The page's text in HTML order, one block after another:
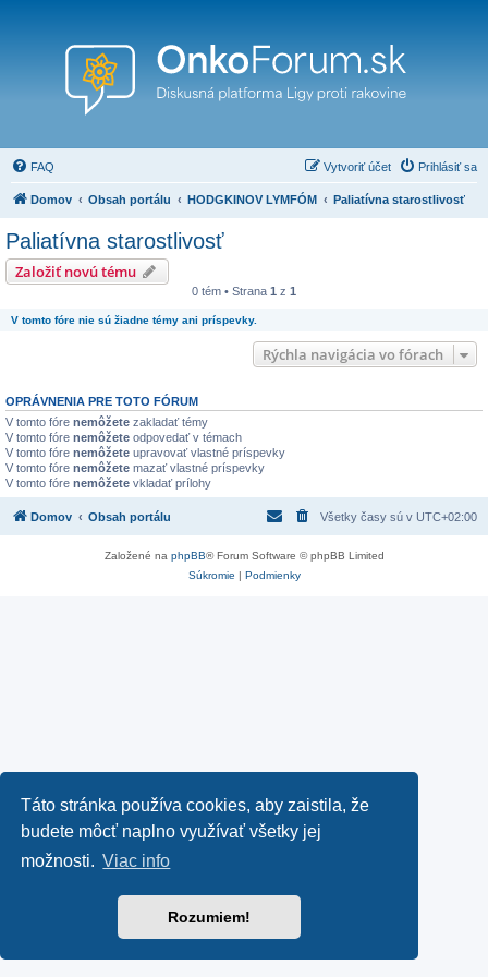
Táto stránka používa cookies, aby zaistila, že
budete môcť naplno využívať všetky jej
možnosti. Viac info
Rozumiem!
FAQ Prihlásiť sa
Vytvoriť účet
Domov Obsah portálu HODGKINOV LYMFÓM Paliatívna starostlivosť
Paliatívna starostlivosť
Založiť novú tému
0 tém • Strana 1 z 1
V tomto fóre nie sú žiadne témy ani príspevky.
Rýchla navigácia vo fórach
OPRÁVNENIA PRE TOTO FÓRUM
V tomto fóre nemôžete zakladať témy
V tomto fóre nemôžete odpovedať v témach
V tomto fóre nemôžete upravovať vlastné príspevky
V tomto fóre nemôžete mazať vlastné príspevky
V tomto fóre nemôžete vkladať prílohy
Domov Obsah portálu Všetky časy sú v UTC+02:00
Založené na phpBB® Forum Software © phpBB Limited
Súkromie | Podmienky